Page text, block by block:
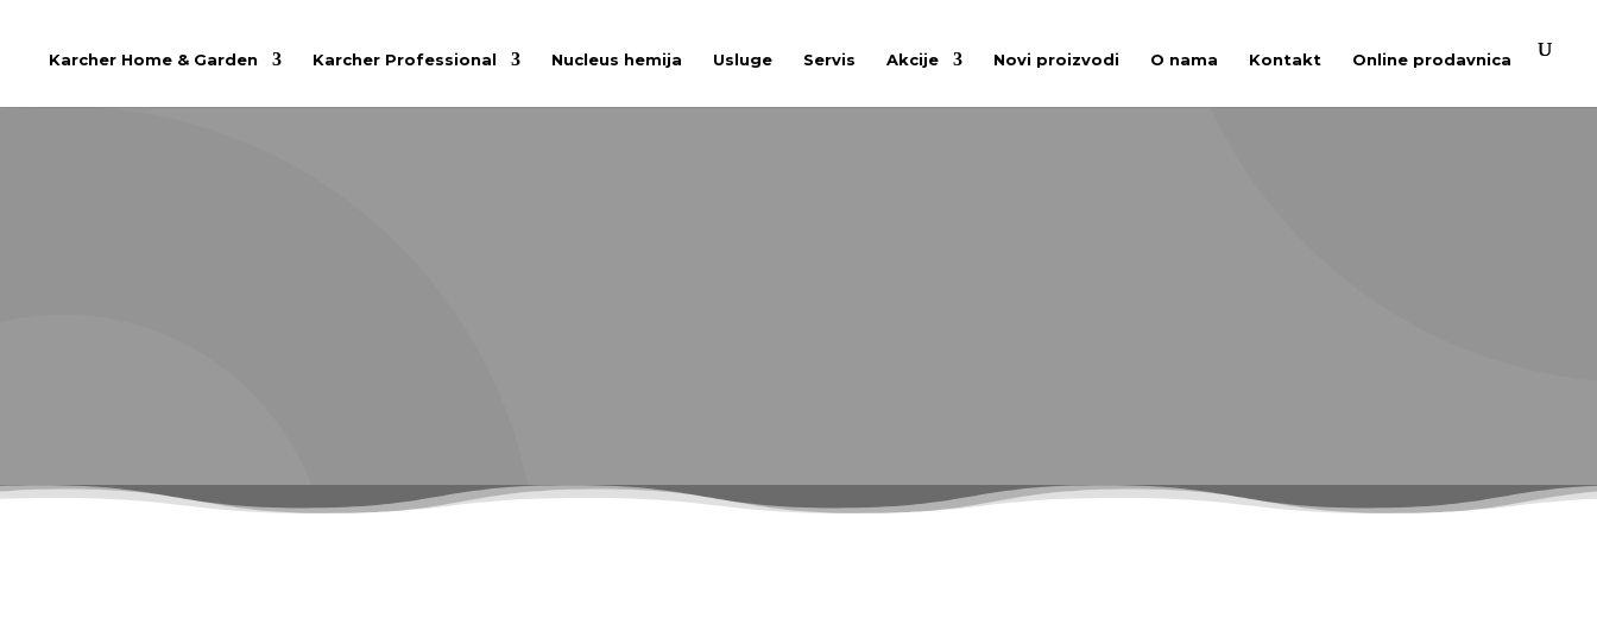
Karcher Home & Garden Karcher Professional Nucleus hemija Usluge Servis Akcije Novi proizvodi O nama Kontakt Online prodavnica